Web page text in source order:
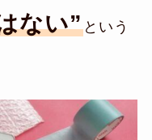
ない” という